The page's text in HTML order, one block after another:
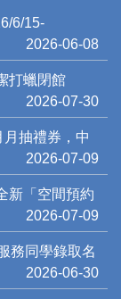
6/15-
2026-06-08
打蠟閉館
2026-07-30
月抽禮券，中
2026-07-09
新「空間預約
2026-07-09
務同學錄取名
2026-06-30